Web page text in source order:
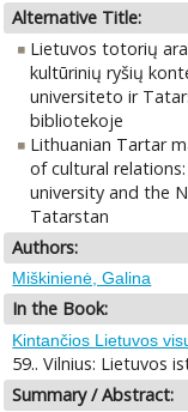
Alternative Title:
Lietuvos totorių
kultūrinių ryšių
universiteto ir
bibliotekoje
Lithuanian Tartar
of cultural
university and the
Tatarstan
Authors:
Miškinienė, Galina
In the Book:
Kintančios Lietuvos
59.. Vilnius: Lietuvos
Summary / Abstract: